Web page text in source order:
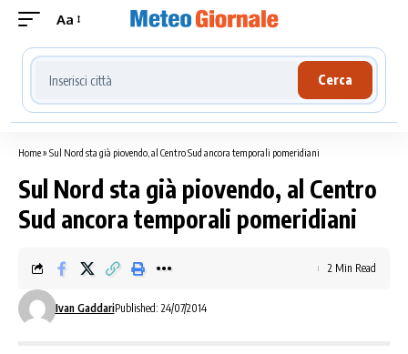
Aa
Cerca località meteo
Cerca
Home» Sul Nord sta già piovendo, al Centro Sud ancora temporali pomeridiani
Sul Nord sta già piovendo, al Centro
Sud ancora temporali pomeridiani
Ivan GaddariPublished: 24/07/2014
2 Min Read